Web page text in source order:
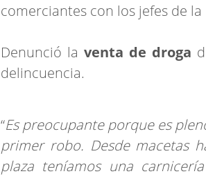
comerciantes con los jefes de la
Denunció laventa de droga
delincuencia.
“Es preocupante porque es
primer robo. Desde macetas
plaza teníamos una